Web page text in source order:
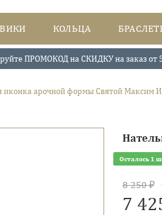
КОЛЬЦА
ПРОМОКОД на СКИДКУ на заказ от
иконка арочной формы Святой Максим
Осталось 1
8 250 ₽
7